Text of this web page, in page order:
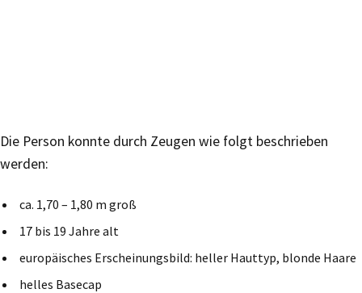
Die Person konnte durch Zeugen wie folgt beschrieben
werden:
ca. 1,70 – 1,80 m groß
17 bis 19 Jahre alt
europäisches Erscheinungsbild: heller Hauttyp, blonde Haare
helles Basecap